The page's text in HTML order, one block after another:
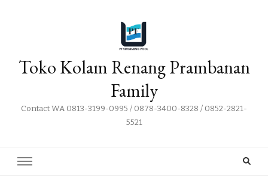
Toko Kolam Renang Prambanan
Family
Contact WA 0813-3199-0995 / 0878-3400-8328 / 0852-2821-
5521